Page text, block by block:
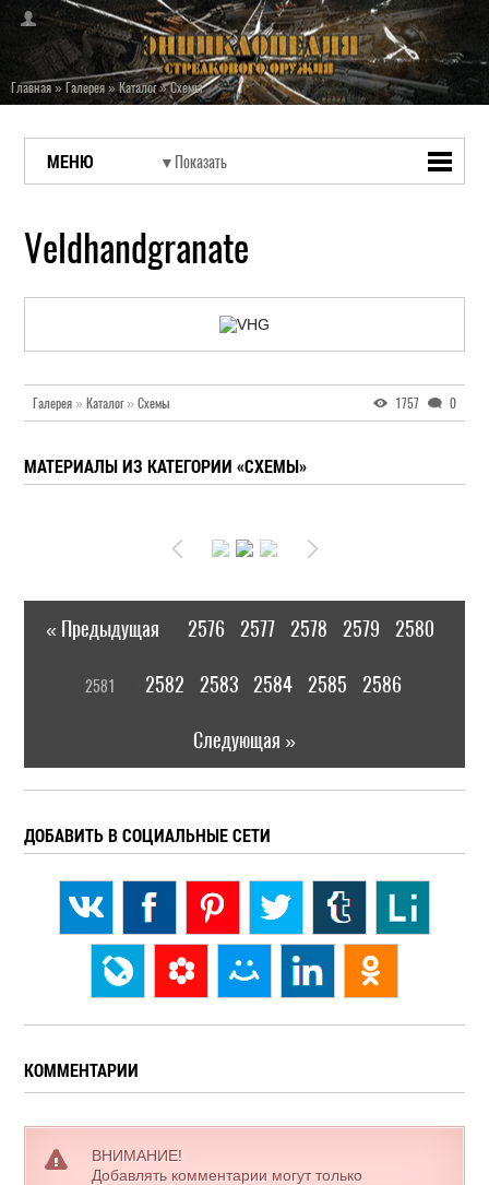
Главная»Галерея»Каталог»Схемы
МЕНЮ
Veldhandgranate
Галерея » Каталог» Схемы 1757 0
МАТЕРИАЛЫ ИЗ КАТЕГОРИИ «СХЕМЫ»
« Предыдущая 2576 2577 2578 2579 2580
2581 2582 2583 2584 2585 2586
Следующая »
ДОБАВИТЬ В СОЦИАЛЬНЫЕ СЕТИ
КОММЕНТАРИИ
ВНИМАНИЕ!
Добавлять комментарии могут только